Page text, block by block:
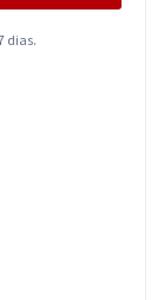
dias.